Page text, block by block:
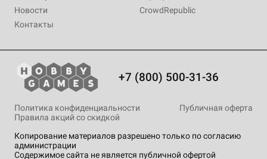
Новости
Контакты
CrowdRepublic
+7 (800) 500-31-36
Копирование материалов разрешено только по согласию
администрации
Содержимое сайта не является публичной офертой
Политика конфиденциальности
Публичная оферта
Правила акций со скидкой